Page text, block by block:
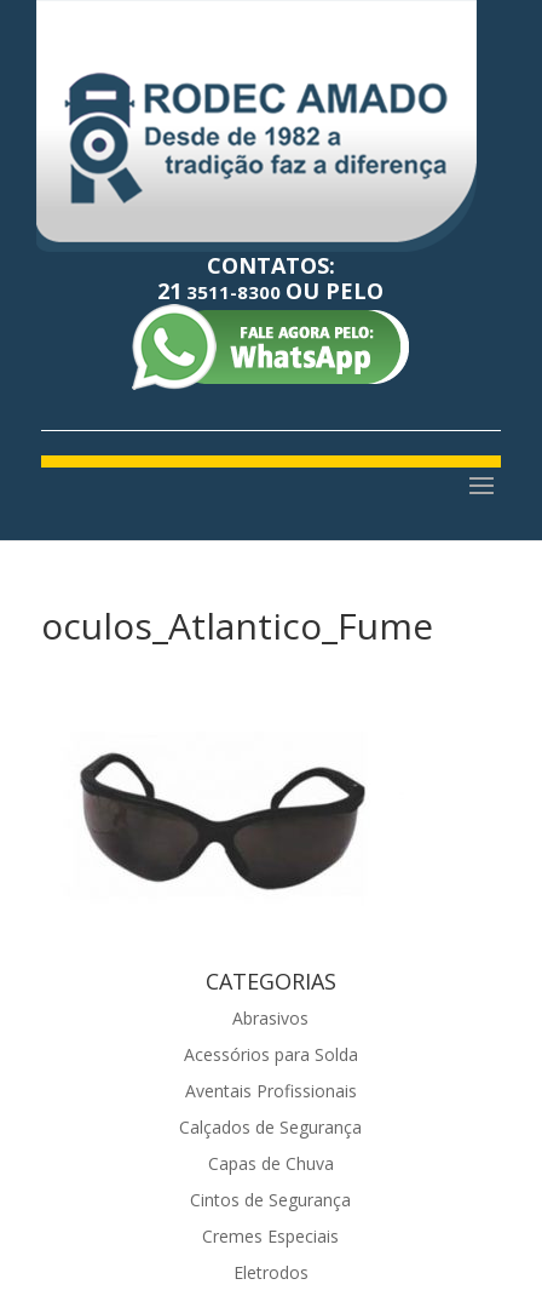
CONTATOS:
21 3511-8300 OU PELO
oculos_Atlantico_Fume
CATEGORIAS
Abrasivos
Acessórios para Solda
Aventais Profissionais
Calçados de Segurança
Capas de Chuva
Cintos de Segurança
Cremes Especiais
Eletrodos